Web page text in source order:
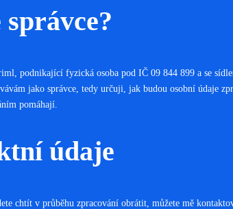
podnikající fyzická osoba pod IČ 09 844 899 a se
jako správce, tedy určuji, jak budou osobní údaje
pomáhají.
údaje
chtít v průběhu zpracování obrátit, můžete mě